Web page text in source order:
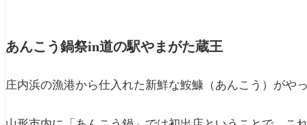
あんこう鍋祭in道の駅やまがた蔵王
庄内浜の漁港から仕入れた新鮮な鮟鱇（あんこう）がや